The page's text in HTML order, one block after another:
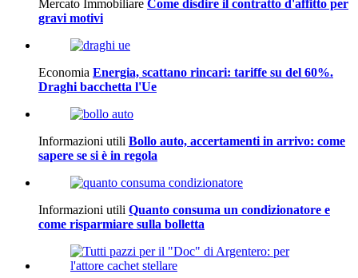
Mercato Immobiliare Come disdire il contratto d'affitto per
gravi motivi
Economia Energia, scattano rincari: tariffe su del 60%.
Draghi bacchetta l'Ue
Informazioni utili Bollo auto, accertamenti in arrivo: come
sapere se si è in regola
Informazioni utili Quanto consuma un condizionatore e
come risparmiare sulla bolletta